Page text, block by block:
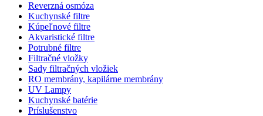
Reverzná osmóza
Kuchynské filtre
Kúpeľnové filtre
Akvaristické filtre
Potrubné filtre
Filtračné vložky
Sady filtračných vložiek
RO membrány, kapilárne membrány
UV Lampy
Kuchynské batérie
Príslušenstvo